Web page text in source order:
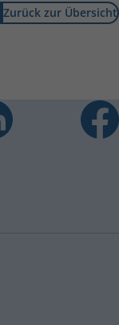
Zurück zur Übersicht